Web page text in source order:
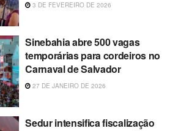
3 DE FEVEREIRO DE 2026
Sinebahia abre 500 vagas
temporárias para cordeiros no
Carnaval de Salvador
27 DE JANEIRO DE 2026
Sedur intensifica fiscalização